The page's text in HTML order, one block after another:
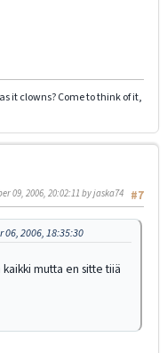
it clowns? Come to think of it,
#7
09, 2006, 20:02:11 by jaska74
2006, 18:35:30
mutta en sitte tiiä